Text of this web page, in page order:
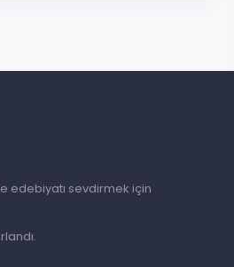
edebiyatı sevdirmek için